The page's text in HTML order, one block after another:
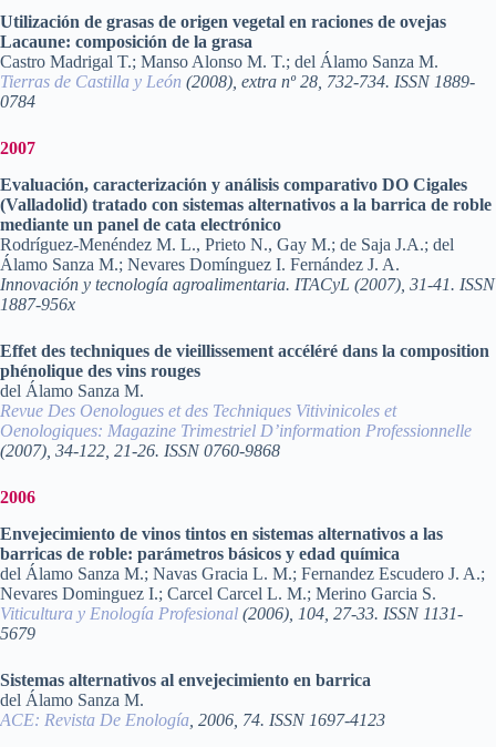
Utilización de grasas de origen vegetal en raciones de ovejas
Lacaune: composición de la grasa
Castro Madrigal T.; Manso Alonso M. T.; del Álamo Sanza M.
Tierras de Castilla y León (2008), extra nº 28, 732-734. ISSN 1889-
0784
2007
Evaluación, caracterización y análisis comparativo DO Cigales
(Valladolid) tratado con sistemas alternativos a la barrica de roble
mediante un panel de cata electrónico
Rodríguez-Menéndez M. L., Prieto N., Gay M.; de Saja J.A.; del
Álamo Sanza M.; Nevares Domínguez I. Fernández J. A.
Innovación y tecnología agroalimentaria. ITACyL (2007), 31-41. ISSN
1887-956x
Effet des techniques de vieillissement accéléré dans la composition
phénolique des vins rouges
del Álamo Sanza M.
Revue Des Oenologues et des Techniques Vitivinicoles et
Oenologiques: Magazine Trimestriel D’information Professionnelle
(2007), 34-122, 21-26. ISSN 0760-9868
2006
Envejecimiento de vinos tintos en sistemas alternativos a las
barricas de roble: parámetros básicos y edad química
del Álamo Sanza M.; Navas Gracia L. M.; Fernandez Escudero J. A.;
Nevares Dominguez I.; Carcel Carcel L. M.; Merino Garcia S.
Viticultura y Enología Profesional (2006), 104, 27-33. ISSN 1131-
5679
Sistemas alternativos al envejecimiento en barrica
del Álamo Sanza M.
ACE: Revista De Enología , 2006, 74. ISSN 1697-4123